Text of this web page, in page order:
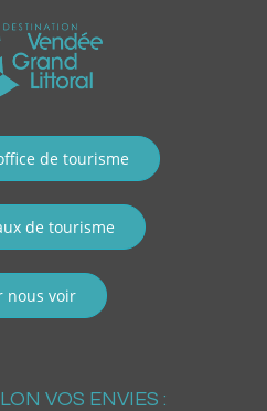
de tourisme
de tourisme
nous voir
VOS ENVIES :